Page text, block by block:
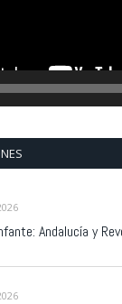
Andalucía y